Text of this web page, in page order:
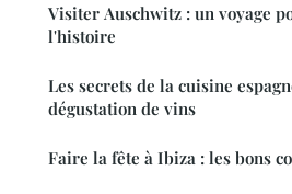
Visiter Auschwitz : un voyage
l'histoire
Les secrets de la cuisine
dégustation de vins
Faire la fête à Ibiza : les bons